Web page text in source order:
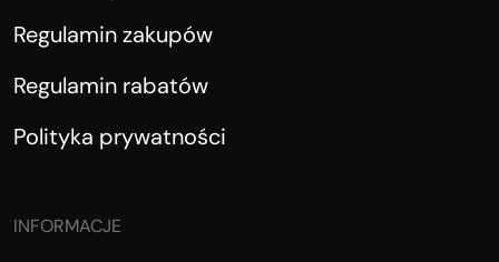
Regulamin zakupów
Regulamin rabatów
Polityka prywatności
INFORMACJE